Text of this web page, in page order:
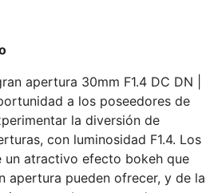
apertura 30mm F1.4 DC DN |
a los poseedores de
la diversión de
con luminosidad F1.4. Los
atractivo efecto bokeh que
apertura pueden ofrecer, y de la